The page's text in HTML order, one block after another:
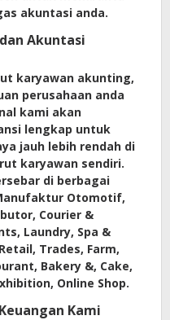
akuntasi anda.
Akuntasi
karyawan akunting,
perusahaan anda
kami akan
lengkap untuk
jauh lebih rendah di
karyawan sendiri.
di berbagai
Otomotif,
Courier &
Laundry, Spa &
Trades, Farm,
Bakery &, Cake,
Online Shop.
Kami